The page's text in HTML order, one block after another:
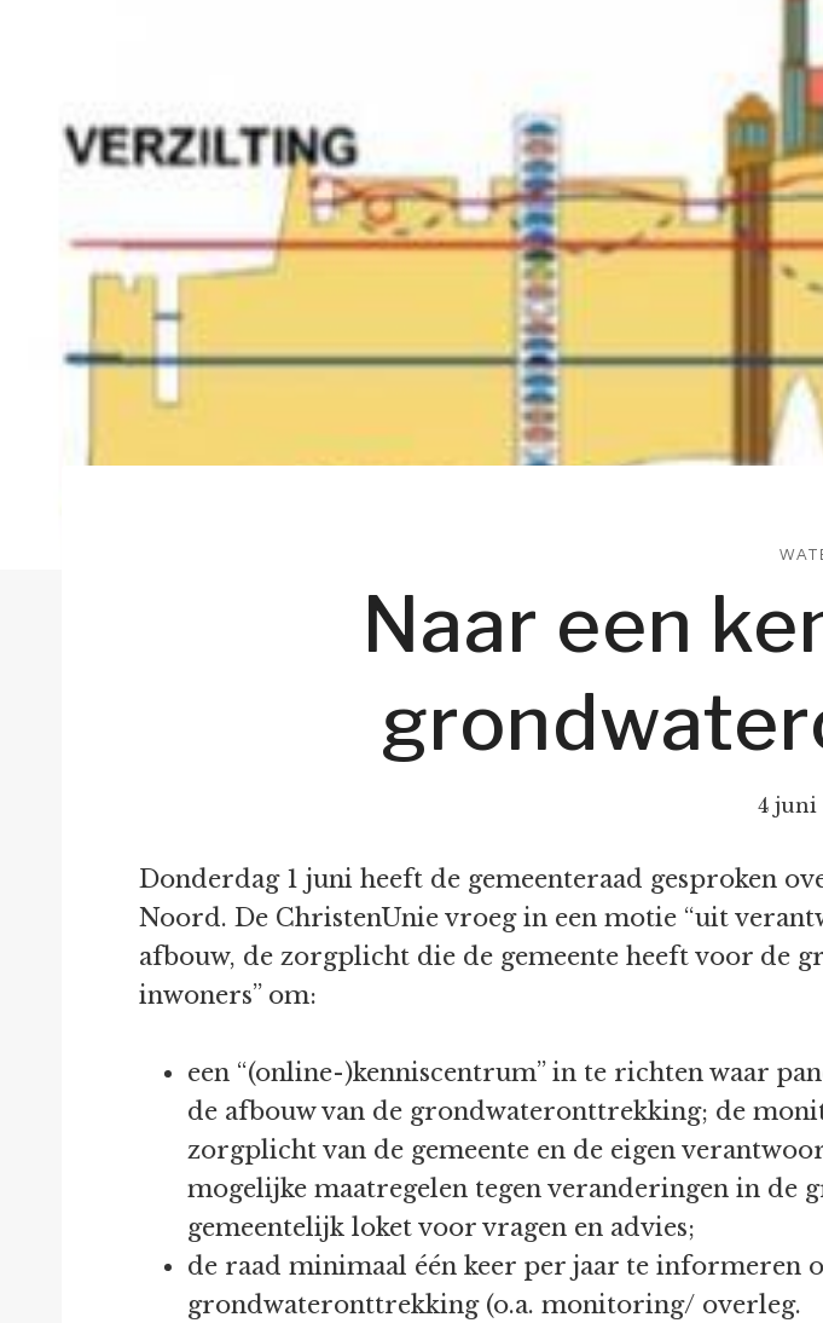
Naar een
4 juni
Donderdag 1 juni heeft de gemeenteraad gesproken
Noord. De ChristenUnie vroeg in een motie “uit
afbouw, de zorgplicht die de gemeente heeft voor de
inwoners” om:
een “(online-)kenniscentrum” in te richten waar
de afbouw van de grondwateronttrekking; de
zorgplicht van de gemeente en de eigen
mogelijke maatregelen tegen veranderingen in de
gemeentelijk loket voor vragen en advies;
de raad minimaal één keer per jaar te informeren
grondwateronttrekking (o.a. monitoring/ overleg.